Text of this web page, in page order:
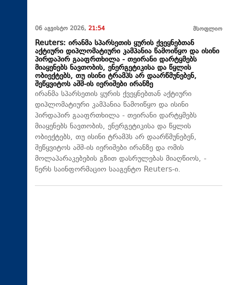
06 აგვისტო 2026, 21:54 მსოფლიო
Reuters: ირანმა სპარსეთის ყურის ქვეყნებთან
აქტიური დიპლომატიური კამპანია წამოიწყო და ისინი
პირდაპირ გააფრთხილა - თეირანი დარტყმებს
მიაყენებს ნავთობის, ენერგეტიკისა და წყლის
ობიექტებს, თუ ისინი ტრამპს არ დაარწმუნებენ,
შეწყვიტოს აშშ-ის იერიშები ირანზე
ირანმა სპარსეთის ყურის ქვეყნებთან აქტიური
დიპლომატიური კამპანია წამოიწყო და ისინი
პირდაპირ გააფრთხილა - თეირანი დარტყმებს
მიაყენებს ნავთობის, ენერგეტიკისა და წყლის
ობიექტებს, თუ ისინი ტრამპს არ დაარწმუნებენ,
შეწყვიტოს აშშ-ის იერიშები ირანზე და ომის
მოლაპარაკებების გზით დასრულებას მიაღწიოს, -
წერს საინფორმაციო სააგენტო Reuters-ი.